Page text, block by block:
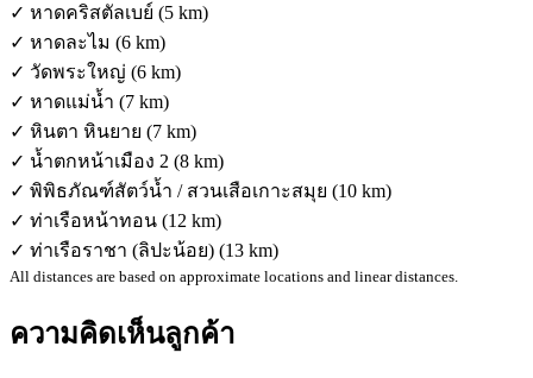
✓ หาดคริสตัลเบย์ (5 km)
✓ หาดละไม (6 km)
✓ วัดพระใหญ่ (6 km)
✓ หาดแม่น้ำ (7 km)
✓ หินตา หินยาย (7 km)
✓ น้ำตกหน้าเมือง 2 (8 km)
✓ พิพิธภัณฑ์สัตว์น้ำ / สวนเสือเกาะสมุย (10 km)
✓ ท่าเรือหน้าทอน (12 km)
✓ ท่าเรือราชา (ลิปะน้อย) (13 km)
All distances are based on approximate locations and linear distances.
ความคิดเห็นลูกค้า